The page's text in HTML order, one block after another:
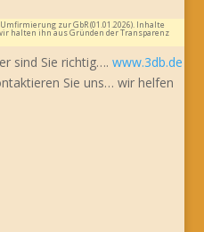
zur GbR (01.01.2026). Inhalte
halten ihn aus Gründen der Transparenz
sind Sie richtig…. www.3db.de
Sie uns… wir helfen